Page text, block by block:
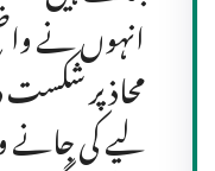
انہوں نے
محاذ پر
لیے کی جانے